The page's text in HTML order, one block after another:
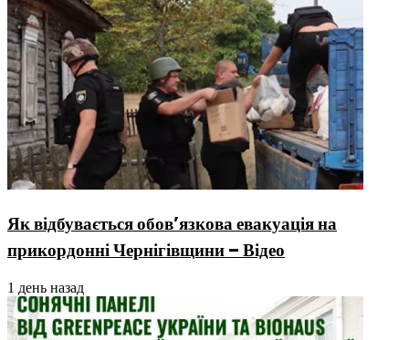
Як відбувається обов’язкова евакуація на
прикордонні Чернігівщини – Відео
1 день назад